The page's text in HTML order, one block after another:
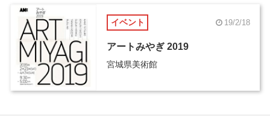
COLUMN
コラム イベント 19/2/18
アートみやぎ 2019
宮城県美術館